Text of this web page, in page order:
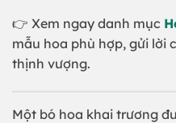
👉 Xem ngay danh mục
mẫu hoa phù hợp, gửi lời
thịnh vượng.
Một bó hoa khai trương